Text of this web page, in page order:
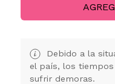
Debido a la
el país, los
sufrir demoras.